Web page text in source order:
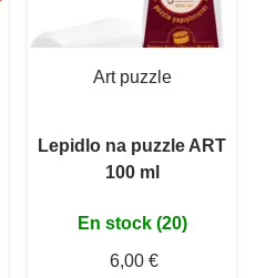
Art puzzle
Lepidlo na puzzle ART
100 ml
En stock (20)
6,00 €